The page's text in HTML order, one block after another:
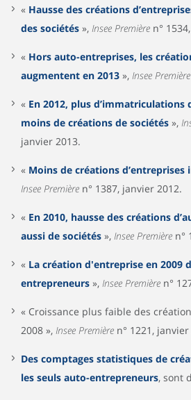
« Hausse des créations
des sociétés », Insee Première n°
« Hors auto-entreprises, les
augmentent en 2013 », Insee Première
« En 2012, plus d’immatriculations
moins de créations de sociétés »,
janvier 2013.
« Moins de créations d’entreprises
Insee Première n° 1387, janvier 2012.
« En 2010, hausse des créations
aussi de sociétés », Insee Première n°
« La création d'entreprise en 2009
entrepreneurs », Insee Première n°
« Croissance plus faible des
2008 », Insee Première n° 1221, janvier
Des comptages statistiques de
les seuls auto-entrepreneurs, sont